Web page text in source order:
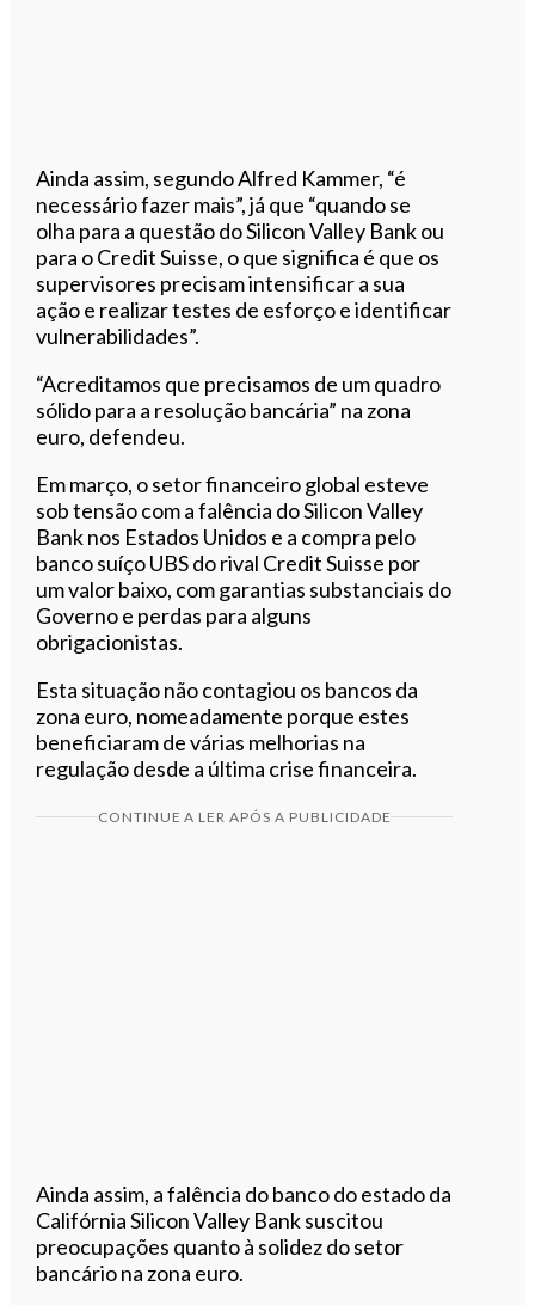
Ainda assim, segundo Alfred Kammer, “é
necessário fazer mais”, já que “quando se
olha para a questão do Silicon Valley Bank ou
para o Credit Suisse, o que significa é que os
supervisores precisam intensificar a sua
ação e realizar testes de esforço e identificar
vulnerabilidades”.
“Acreditamos que precisamos de um quadro
sólido para a resolução bancária” na zona
euro, defendeu.
Em março, o setor financeiro global esteve
sob tensão com a falência do Silicon Valley
Bank nos Estados Unidos e a compra pelo
banco suíço UBS do rival Credit Suisse por
um valor baixo, com garantias substanciais do
Governo e perdas para alguns
obrigacionistas.
Esta situação não contagiou os bancos da
zona euro, nomeadamente porque estes
beneficiaram de várias melhorias na
regulação desde a última crise financeira.
CONTINUE A LER APÓS A PUBLICIDADE
Ainda assim, a falência do banco do estado da
Califórnia Silicon Valley Bank suscitou
preocupações quanto à solidez do setor
bancário na zona euro.